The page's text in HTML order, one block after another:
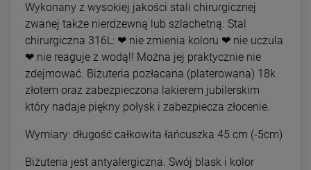
Wykonany z wysokiej jakości stali chirurgicznej
zwanej także nierdzewną lub szlachetną. Stal
chirurgiczna 316L: ❤ nie zmienia koloru ❤ nie uczula
❤ nie reaguje z wodą!! Można jej praktycznie nie
zdejmować. Biżuteria pozłacana (platerowana) 18k
złotem oraz zabezpieczona lakierem jubilerskim
który nadaje piękny połysk i zabezpiecza złocenie.
Wymiary: długość całkowita łańcuszka 45 cm (-5cm)
Biżuteria jest antyalergiczna. Swój blask i kolor